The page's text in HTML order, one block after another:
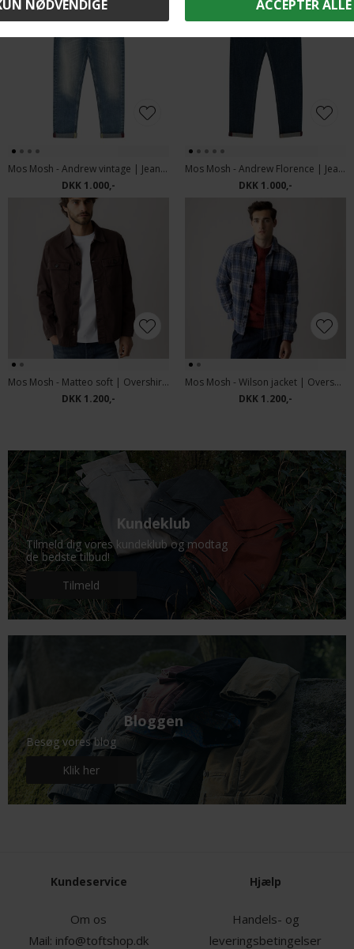
Mos Mosh - Andrew vintage | Jeans vintage Blue
DKK 1.000,-
Mos Mosh - Andrew Florence | Jeans Blue Denim
DKK 1.000,-
Mos Mosh - Matteo soft | Overshirt Black Coffee
DKK 1.200,-
Mos Mosh - Wilson jacket | Overshirt Vintage Indigo
DKK 1.200,-
Kundeklub
Tilmeld dig vores kundeklub og modtag
de bedste tilbud!
Tilmeld
Bloggen
Besøg vores blog
Klik her
Kundeservice
Om os
Mail: info@toftshop.dk
Hjælp
Handels- og
leveringsbetingelser